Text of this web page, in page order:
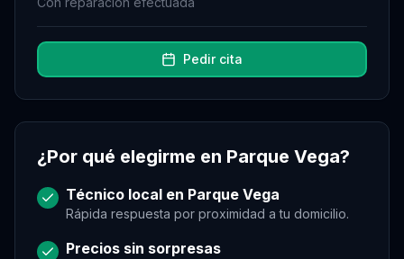
Pedir cita
¿Por qué elegirme en Parque Vega?
Técnico local en Parque Vega
Rápida respuesta por proximidad a tu domicilio.
Precios sin sorpresas